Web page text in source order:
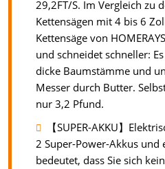
29,2FT/S. Im Vergleich zu
Kettensägen mit 4 bis 6
Kettensäge von
und schneidet schneller:
dicke Baumstämme und
Messer durch Butter.
nur 3,2 Pfund.
【SUPER-AKKU】
2 Super-Power-Akkus und
bedeutet, dass Sie sich